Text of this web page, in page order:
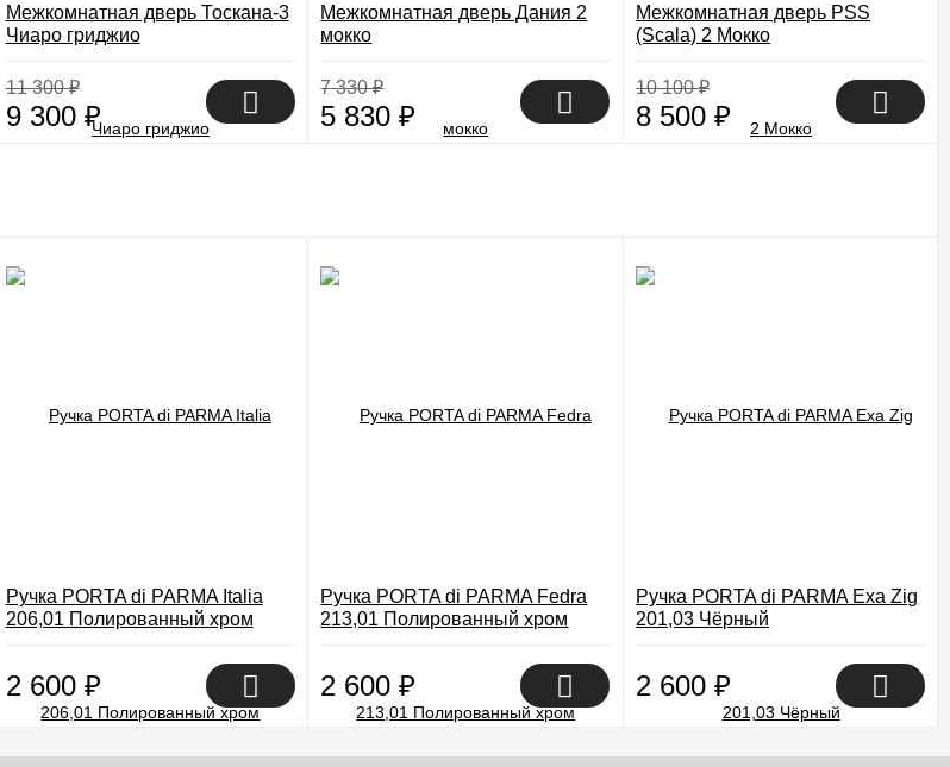
Межкомнатная дверь Тоскана-3
Чиаро гриджио
11 300₽
9 300 ₽
Межкомнатная дверь Дания 2
мокко
7 330₽
5 830₽
Межкомнатная дверь PSS
(Scala) 2 Мокко
10 100₽
8 500₽
Ручка PORTA di PARMA Italia
206,01 Полированный хром
2 600 ₽
Ручка PORTA di PARMA Fedra
213,01 Полированный хром
2 600₽
Ручка PORTA di PARMA Exa Zig
201,03 Чёрный
2 600₽